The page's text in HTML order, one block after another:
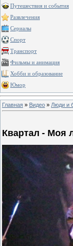
Путешествия и события
Развлечения
Сериалы
Спорт
Транспорт
Фильмы и анимация
Хобби и образование
Юмор
Главная » Видео » Люди и
Квартал - Моя